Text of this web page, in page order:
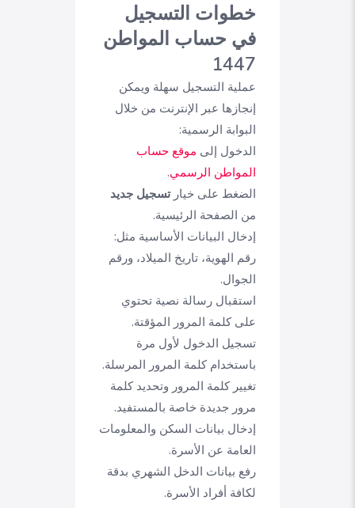
خطوات التسجيل
في حساب المواطن
1447
عملية التسجيل سهلة ويمكن
إنجازها عبر الإنترنت من خلال
البوابة الرسمية:
الدخول إلى موقع حساب
المواطن الرسمي.
الضغط على خيارتسجيل جديد
من الصفحة الرئيسية.
إدخال البيانات الأساسية مثل:
رقم الهوية، تاريخ الميلاد، ورقم
الجوال.
استقبال رسالة نصية تحتوي
على كلمة المرور المؤقتة.
تسجيل الدخول لأول مرة
باستخدام كلمة المرور المرسلة.
تغيير كلمة المرور وتحديد كلمة
مرور جديدة خاصة بالمستفيد.
إدخال بيانات السكن والمعلومات
العامة عن الأسرة.
رفع بيانات الدخل الشهري بدقة
لكافة أفراد الأسرة.